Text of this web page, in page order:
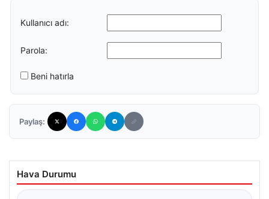
Kullanıcı adı:
Parola:
Beni hatırla
Paylaş:
Hava Durumu